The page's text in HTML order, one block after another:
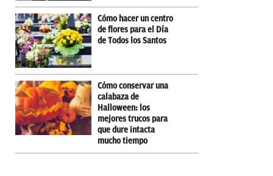
Cómo hacer un centro
de flores para el Día
de Todos los Santos
Cómo conservar una
calabaza de
Halloween: los
mejores trucos para
que dure intacta
mucho tiempo